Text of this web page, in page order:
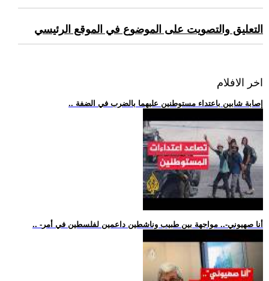
التعليق والتصويت على الموضوع في الموقع الرئيسي
اخر الافلام
.. إصابة شابين باعتداء مستوطنين عليهما بالضرب في الضفة
.. -أنا صهيوني-.. مواجهة بين طبيب وناشطين داعمين لفلسطين في أمر